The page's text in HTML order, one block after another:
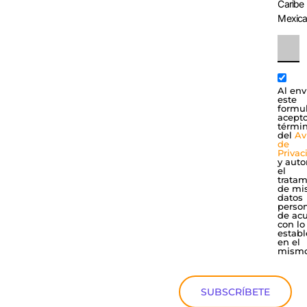
Caribe
Al
este
del
de
y
el
de
datos
de
con lo
en el
SUBSCRÍBETE